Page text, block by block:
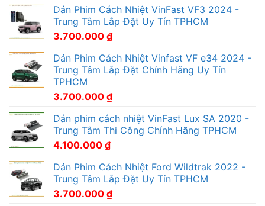
Dán Phim Cách Nhiệt VinFast VF3 2024 -
Trung Tâm Lắp Đặt Uy Tín TPHCM
3.700.000 ₫
Dán Phim Cách Nhiệt Vinfast VF e34 2024 -
Trung Tâm Lắp Đặt Chính Hãng Uy Tín
TPHCM
3.700.000 ₫
Dán phim cách nhiệt VinFast Lux SA 2020 -
Trung Tâm Thi Công Chính Hãng TPHCM
4.100.000 ₫
Dán Phim Cách Nhiệt Ford Wildtrak 2022 -
Trung Tâm Lắp Đặt Uy Tín TPHCM
3.700.000 ₫